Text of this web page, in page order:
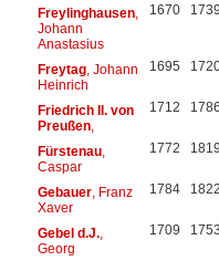
Freylinghausen,
Johann
Anastasius
1670 1739
Freytag, Johann
Heinrich
1695
Friedrich II. von
Preußen,
1712 1786
Fürstenau,
Caspar
1772 1819
Gebauer, Franz
Xaver
1784 1822
Gebel d.J.,
Georg
1709 1753